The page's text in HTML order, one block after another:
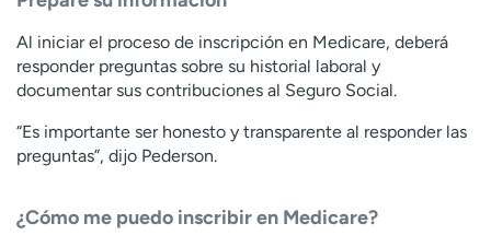
Al iniciar el proceso de inscripción en Medicare, deberá
responder preguntas sobre su historial laboral y
documentar sus contribuciones al Seguro Social.
“Es importante ser honesto y transparente al responder las
preguntas”, dijo Pederson.
¿Cómo me puedo inscribir en Medicare?